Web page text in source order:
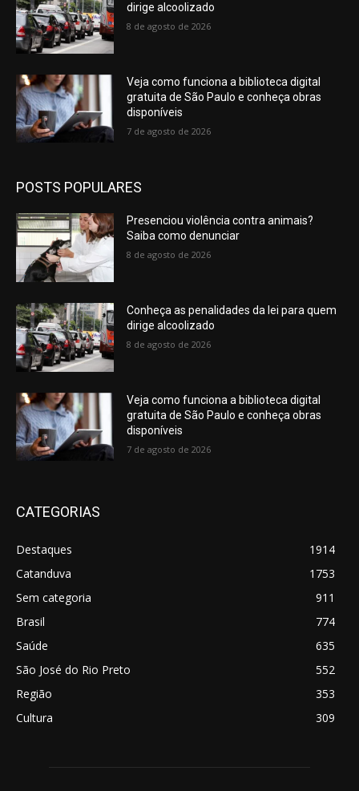
dirige alcoolizado
8 de agosto de 2026
Veja como funciona a biblioteca digital
gratuita de São Paulo e conheça obras
disponíveis
7 de agosto de 2026
POSTS POPULARES
Presenciou violência contra animais?
Saiba como denunciar
8 de agosto de 2026
Conheça as penalidades da lei para quem
dirige alcoolizado
8 de agosto de 2026
Veja como funciona a biblioteca digital
gratuita de São Paulo e conheça obras
disponíveis
7 de agosto de 2026
CATEGORIAS
Destaques
1914
Catanduva
1753
Sem categoria
911
Brasil
774
Saúde
635
São José do Rio Preto
552
Região
353
Cultura
309